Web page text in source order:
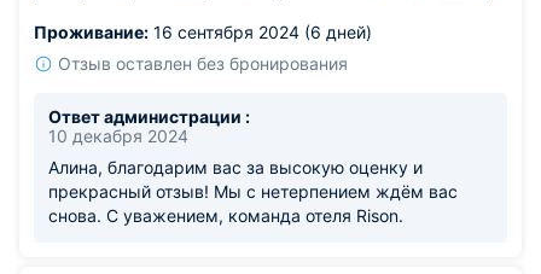
Проживание: 16 сентября 2024 (6 дней)
Отзыв оставлен без бронирования
Ответ администрации :
10 декабря 2024
Алина, благодарим вас за высокую оценку и
прекрасный отзыв! Мы с нетерпением ждём вас
снова. С уважением, команда отеля Rison.